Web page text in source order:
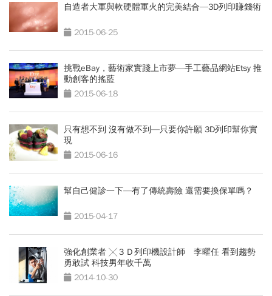
自造者大軍與軟硬體軍火的完美結合—3D列印賺錢術
2015-06-25
挑戰eBay，藝術家實踐上市夢—手工藝品網站Etsy 推
動創客的搖藍
2015-06-18
只有想不到 沒有做不到—只要你許願 3D列印幫你實
現
2015-06-16
幫自己健診一下—有了傳統壽險 還需要換保單嗎？
2015-04-17
強化創業者 ╳３Ｄ列印機設計師 李曜任 看到趨勢
勇敢試 科技男年收千萬
2014-10-30